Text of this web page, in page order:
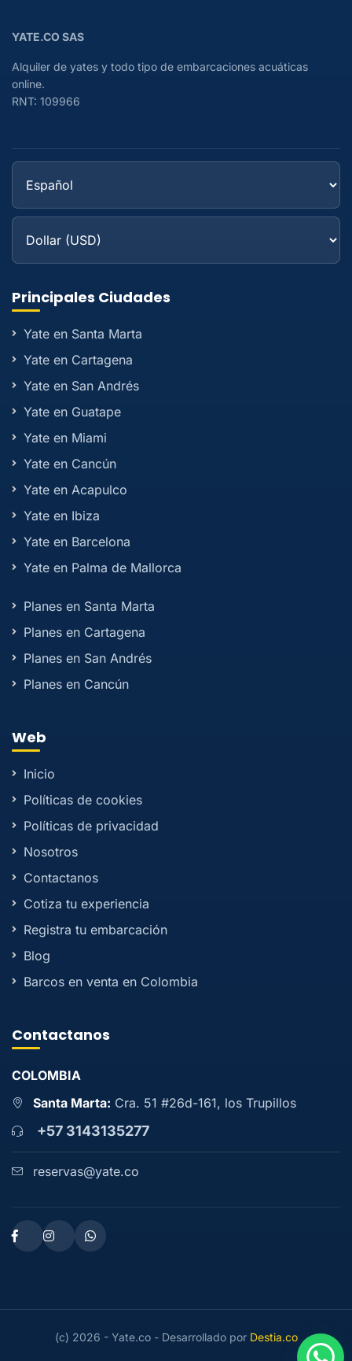
YATE.CO SAS
Alquiler de yates y todo tipo de embarcaciones acuáticas
online.
RNT: 109966
Principales Ciudades
Yate en Santa Marta
Yate en Cartagena
Yate en San Andrés
Yate en Guatape
Yate en Miami
Yate en Cancún
Yate en Acapulco
Yate en Ibiza
Yate en Barcelona
Yate en Palma de Mallorca
Planes en Santa Marta
Planes en Cartagena
Planes en San Andrés
Planes en Cancún
Web
Inicio
Políticas de cookies
Políticas de privacidad
Nosotros
Contactanos
Cotiza tu experiencia
Registra tu embarcación
Blog
Barcos en venta en Colombia
Contactanos
COLOMBIA
Santa Marta: Cra. 51 #26d-161, los Trupillos
+57 3143135277
reservas@yate.co
(c) 2026 - Yate.co - Desarrollado por Destia.co